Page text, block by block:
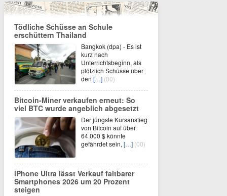
Tödliche Schüsse an Schule
erschüttern Thailand
Bangkok (dpa) - Es ist
kurz nach
Unterrichtsbeginn, als
plötzlich Schüsse über
den […] (00)
Bitcoin-Miner verkaufen erneut: So
viel BTC wurde angeblich abgesetzt
Der jüngste Kursanstieg
von Bitcoin auf über
64.000 $ könnte
gefährdet sein, […] (00)
iPhone Ultra lässt Verkauf faltbarer
Smartphones 2026 um 20 Prozent
steigen